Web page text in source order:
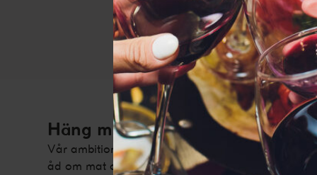
Häng med i vår vinvärld!
Vår ambition är att ge dig tips, inspiration, fakta
åd om mat och dryck. Prenumerera på vårt
bättre